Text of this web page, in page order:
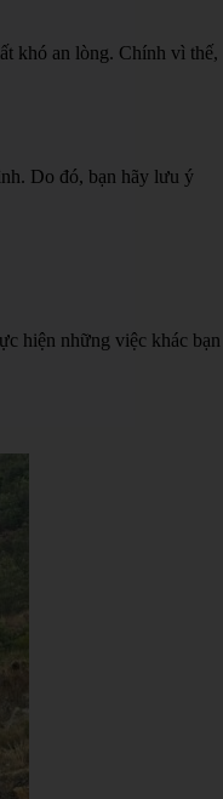
khó an lòng. Chính vì thế,
Do đó, bạn hãy lưu ý
hiện những việc khác bạn